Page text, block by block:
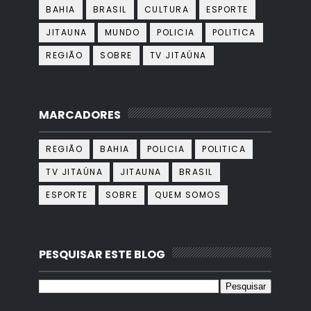
BAHIA BRASIL CULTURA
ESPORTE
JITAUNA
MUNDO POLICIA
POLITICA
REGIÃO
SOBRE TV JITAÚNA
MARCADORES
REGIÃO BAHIA POLICIA
POLITICA
TV JITAÚNA
JITAUNA
BRASIL
ESPORTE
SOBRE QUEM SOMOS
PESQUISAR ESTE BLOG